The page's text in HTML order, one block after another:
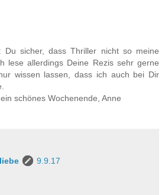
Du sicher, dass Thriller nicht so meine
lese allerdings Deine Rezis sehr gerne
wissen lassen, dass ich auch bei Dir
schönes Wochenende, Anne
9.9.17